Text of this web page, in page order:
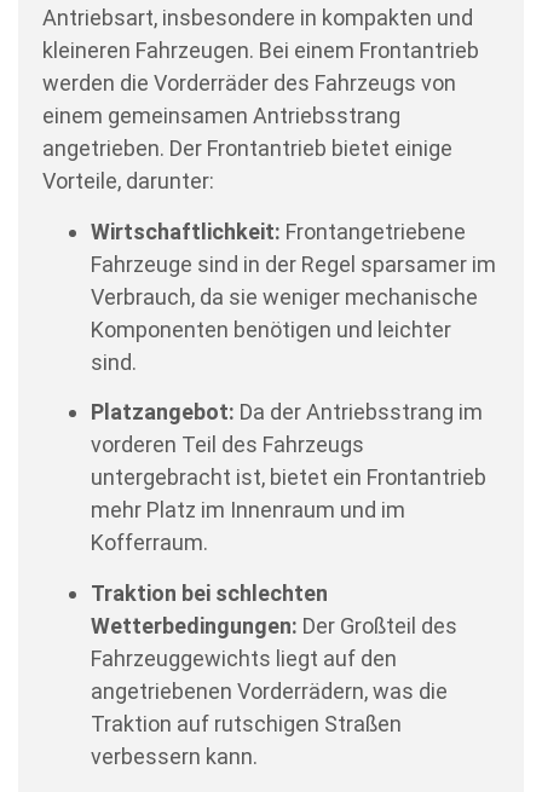
Antriebsart, insbesondere in kompakten und
kleineren Fahrzeugen. Bei einem Frontantrieb
werden die Vorderräder des Fahrzeugs von
einem gemeinsamen Antriebsstrang
angetrieben. Der Frontantrieb bietet einige
Vorteile, darunter:
Wirtschaftlichkeit: Frontangetriebene
Fahrzeuge sind in der Regel sparsamer im
Verbrauch, da sie weniger mechanische
Komponenten benötigen und leichter
sind.
Platzangebot: Da der Antriebsstrang im
vorderen Teil des Fahrzeugs
untergebracht ist, bietet ein Frontantrieb
mehr Platz im Innenraum und im
Kofferraum.
Traktion bei schlechten
Wetterbedingungen: Der Großteil des
Fahrzeuggewichts liegt auf den
angetriebenen Vorderrädern, was die
Traktion auf rutschigen Straßen
verbessern kann.